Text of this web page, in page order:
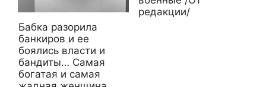
Бабка разорила
банкиров и ее
боялись власти и
бандиты… Самая
богатая и самая
редакции/